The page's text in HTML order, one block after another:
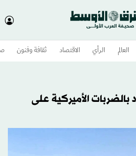
العالم الرأي الاقتصاد ثقافة وفنون
بالضربات الأميركية على